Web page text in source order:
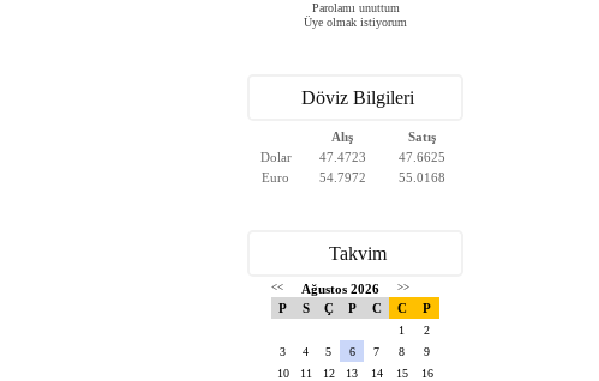
Parolamı unuttum
Üye olmak istiyorum
Döviz Bilgileri
Alış
Satış
Dolar
47.4723
47.6625
Euro
54.7972 55.0168
Takvim
<< Ağustos 2026 >>
P S Ç P C C P
1
2
3
4 5 6 7 8
9
10
11 12 13 14 15
16